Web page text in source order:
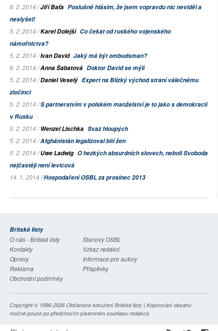
6. 2. 2014 /Jiří Baťa Poslušně hlásím, že jsem vopravdu nic neviděl a
neslyšel!
5. 2. 2014 /Karel Dolejší Co čekat od ruského vojenského
námořnictva?
5. 2. 2014 /Ivan David Jaký má být ombudsman?
6. 2. 2014 /Anna Šabatová Doktor David se mýlí
5. 2. 2014 /Daniel Veselý Expert na Blízký východ straní válečnému
zločinci
5. 2. 2014 /S partnerstvím v polském manželství je to jako s demokracií
v Rusku
5. 2. 2014 /Wenzel Lischka Svaz hloupých
5. 2. 2014 /Afghánistán legalizoval bití žen
5. 2. 2014 /Uwe Ladwig O hezkých absurdních slovech, neboli Svoboda
nejčastěji není levicová
14. 1. 2014 /Hospodaření OSBL za prosinec 2013
Britské listy
O nás - Britské listy
Stanovy OSBL
Kontakty
Vzkaz redakci
Opravy
Informace pro autory
Reklama
Příspěvky
Obchodní podmínky
Copyright © 1996-2026 Občanské sdružení Britské listy | Kopírování obsahu
možné pouze po předchozím písemném souhlasu redakce.